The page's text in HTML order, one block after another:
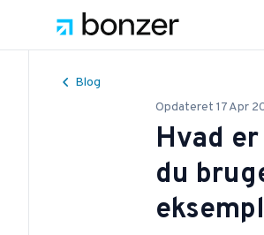
Blog
Opdateret 17 Apr
Hvad
du